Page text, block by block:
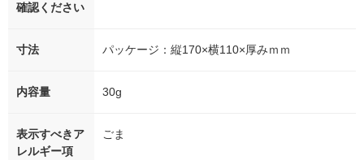
確認ください
寸法 パッケージ：縦170×横110×厚みｍｍ
内容量 30g
表示すべきア
レルギー項
ごま